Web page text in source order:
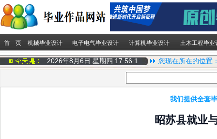
首 页 机械毕业设计 电子电气毕业设计 计算机毕业设计 土木工程毕业
2026年8月6日 星期四 17:56:2 您现在所在的位置
我们提供全套
昭苏县就业